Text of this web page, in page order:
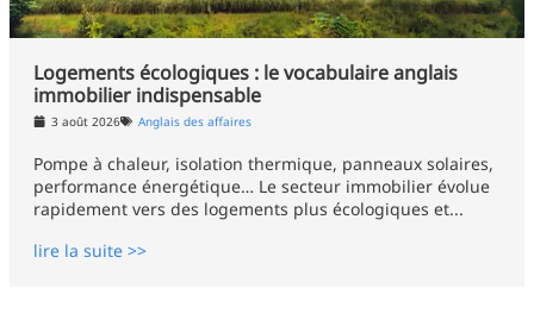
Logements écologiques : le vocabulaire anglais
immobilier indispensable
3 août 2026 Anglais des affaires
Pompe à chaleur, isolation thermique, panneaux solaires,
performance énergétique… Le secteur immobilier évolue
rapidement vers des logements plus écologiques et...
lire la suite >>